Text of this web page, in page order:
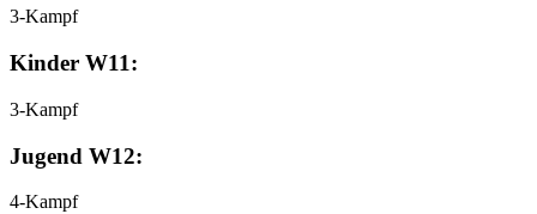
3-Kampf
Kinder W11:
3-Kampf
Jugend W12:
4-Kampf